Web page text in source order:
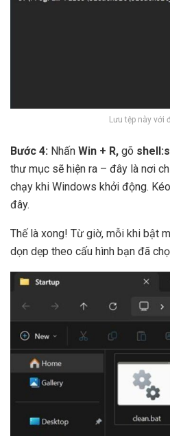
Lưu tệp này với
Bước 4: Nhấn Win + R, gõ
thư mục sẽ hiện ra – đây là nơi
chạy khi Windows khởi động.
đây.
Thế là xong! Từ giờ, mỗi khi bật
dọn dẹp theo cấu hình bạn đã